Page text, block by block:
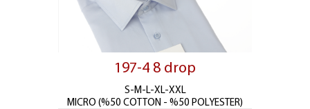
197-4 8 drop
S-M-L-XL-XXL
MICRO (%50 COTTON - %50 POLYESTER)